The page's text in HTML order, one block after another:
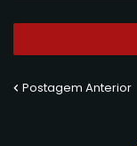
Postagem Anterior